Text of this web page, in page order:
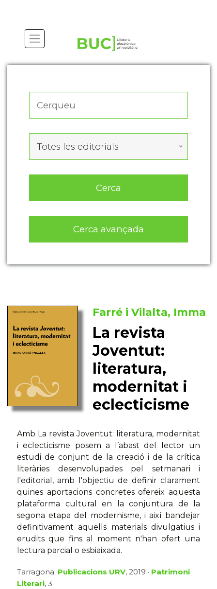
Totes les editorials
Cerca
Cerca avançada
Farré i Vilalta, Imma
La revista
Joventut:
literatura,
modernitat i
eclecticisme
Amb La revista Joventut: literatura, modernitat
i eclecticisme posem a l’abast del lector un
estudi de conjunt de la creació i de la crítica
literàries desenvolupades pel setmanari i
l'editorial, amb l'objectiu de definir clarament
quines aportacions concretes ofereix aquesta
plataforma cultural en la conjuntura de la
segona etapa del modernisme, i així bandejar
definitivament aquells materials divulgatius i
erudits que fins al moment n'han ofert una
lectura parcial o esbiaixada.
Tarragona: Publicacions URV, 2019 · Patrimoni
Literari, 3